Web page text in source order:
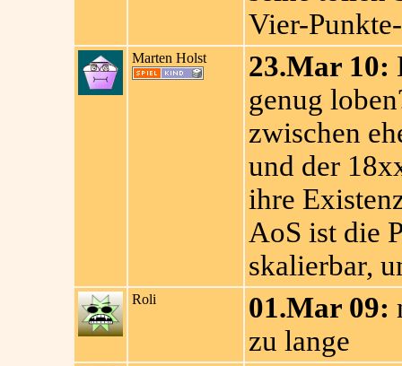
Vier-
Marten Holst 23.Mar 10:
genug
zwischen
und der
ihre
AoS ist die
skalierbar,
Roli 01.Mar 09:
zu lange